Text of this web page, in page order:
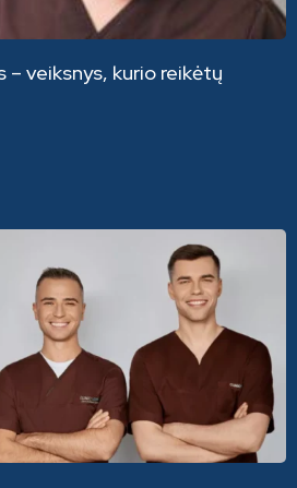
– veiksnys, kurio reikėtų